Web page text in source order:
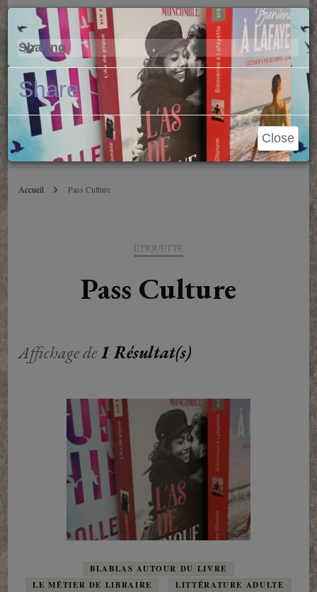
Parole de Libraire
Conseils et blablas depuis 2006
Accueil Pass Culture
ÉTIQUETTE
Pass Culture
Affichage de1 Résultat(s)
BLABLAS AUTOUR DU LIVRE
LE MÉTIER DE LIBRAIRE
LITTÉRATURE ADULTE
×
Sharing
Share
Close